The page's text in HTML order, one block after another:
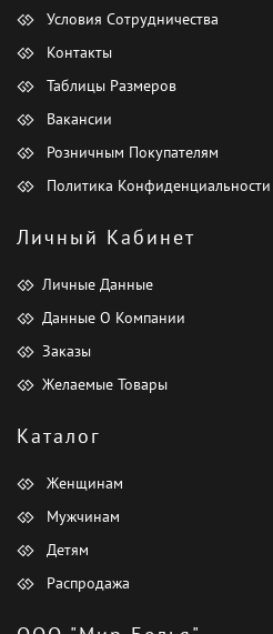
Условия Сотрудничества
Контакты
Таблицы Размеров
Вакансии
Розничным Покупателям
Политика Конфиденциальности
Личный Кабинет
Личные Данные
Данные О Компании
Заказы
Желаемые Товары
Каталог
Женщинам
Мужчинам
Детям
Распродажа